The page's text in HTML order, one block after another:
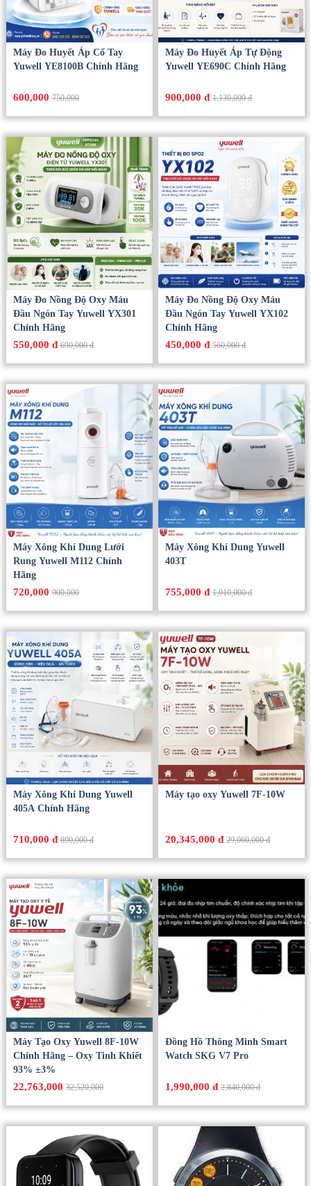
Máy Đo Huyết Áp Cổ Tay
Yuwell YE8100B Chính Hãng
600,000750,000
Máy Đo Huyết Áp Tự Động
Yuwell YE690C Chính Hãng
900,000 đ 1,130,000 đ
Máy Đo Nồng Độ Oxy Máu
Đầu Ngón Tay Yuwell YX301
Chính Hãng
550,000 đ 690,000 đ
Máy Đo Nồng Độ Oxy Máu
Đầu Ngón Tay Yuwell YX102
Chính Hãng
450,000 đ 560,000 đ
Máy Xông Khí Dung Lưới
Rung Yuwell M112 Chính
Hãng
720,000900,000
Máy Xông Khí Dung Yuwell
403T
755,000 đ 1,010,000 đ
Máy Xông Khí Dung Yuwell
405A Chính Hãng
710,000 đ 890,000 đ
Máy tạo oxy Yuwell 7F-10W
20,345,000 đ 29,060,000 đ
Máy Tạo Oxy Yuwell 8F-10W
Chính Hãng – Oxy Tinh Khiết
93% ±3%
22,763,00032,520,000
Đồng Hồ Thông Minh Smart
Watch SKG V7 Pro
1,990,000 đ 2,840,000 đ